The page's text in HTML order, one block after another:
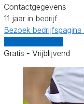
Contactgegevens
11 jaar in bedrijf
Bezoek bedrijfspagina
Gratis - Vrijblijvend